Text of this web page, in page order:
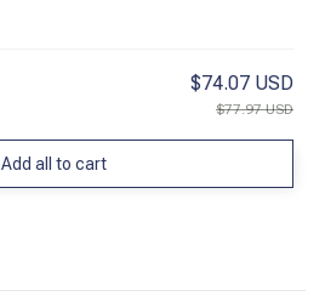
$74.07 USD
$77.97 USD
Add all to cart